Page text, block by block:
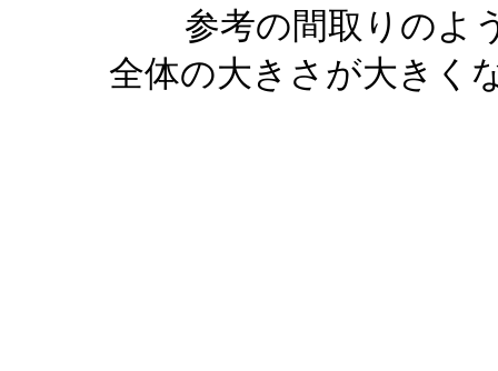
参考の間取りのよ
全体の大きさが大きく